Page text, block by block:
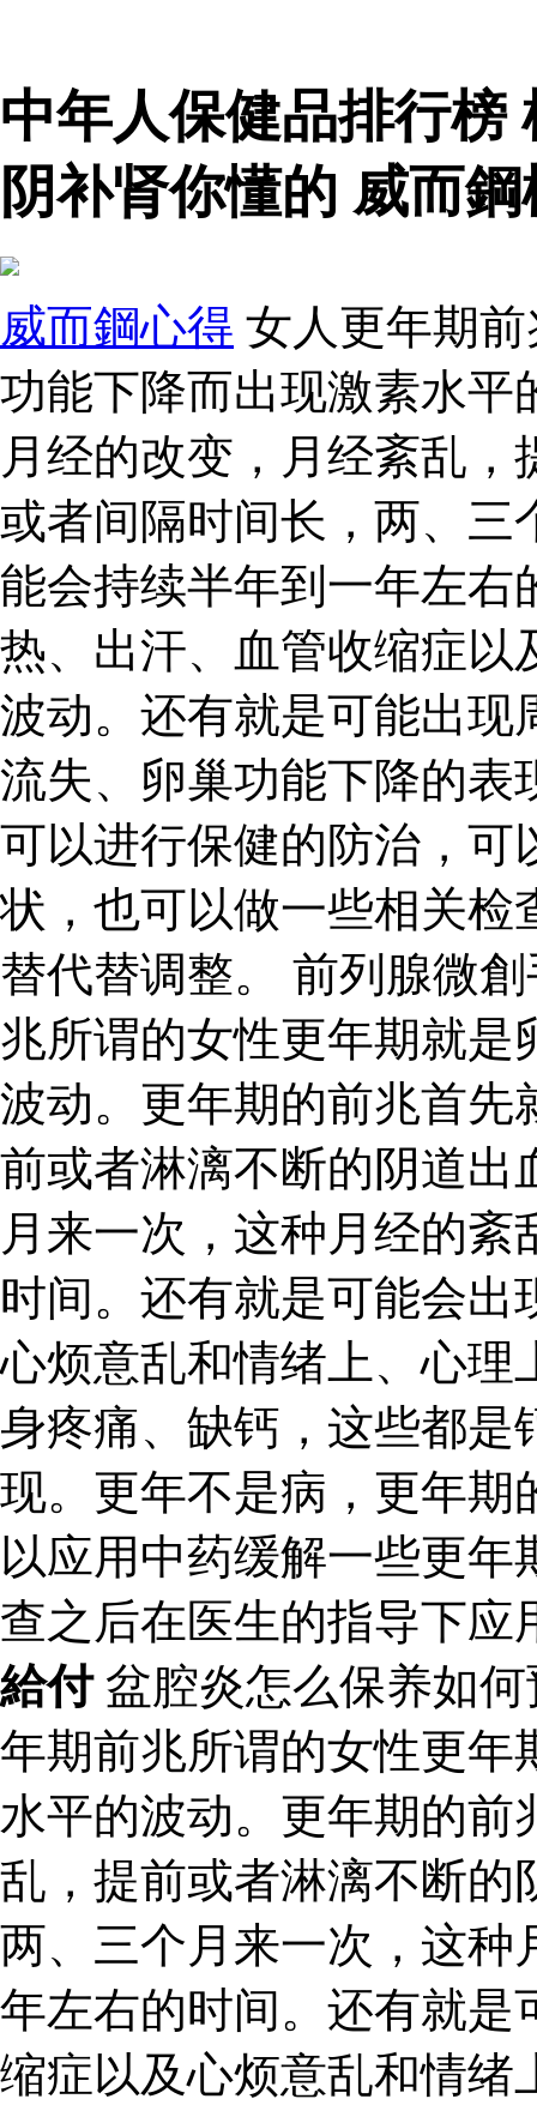
中年人保健品排行榜
阴补肾你懂的 威而
威而鋼心得 女人更年期
功能下降而出现激素水平
月经的改变，月经紊乱
或者间隔时间长，两、三
能会持续半年到一年左右
热、出汗、血管收缩症以
波动。还有就是可能出现
流失、卵巢功能下降的表
可以进行保健的防治，可
状，也可以做一些相关检
替代替调整。 前列腺微
兆所谓的女性更年期就是
波动。更年期的前兆首先
前或者淋漓不断的阴道出
月来一次，这种月经的
时间。还有就是可能会
心烦意乱和情绪上、心理
身疼痛、缺钙，这些都是
现。更年不是病，更年期
以应用中药缓解一些更
查之后在医生的指导下应
給付盆腔炎怎么保养如
年期前兆所谓的女性更年
水平的波动。更年期的前
乱，提前或者淋漓不断的
两、三个月来一次，这种
年左右的时间。还有就是
缩症以及心烦意乱和情绪